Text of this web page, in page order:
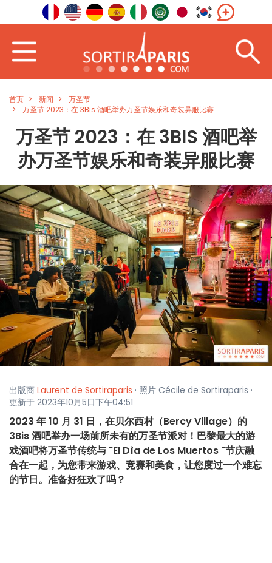
首页 新闻
万圣节
万圣节 2023：在 3Bis 酒吧举办万圣节娱乐和奇装异服比赛
万圣节 2023：在 3BIS 酒吧举
办万圣节娱乐和奇装异服比赛
出版商 Laurent de Sortiraparis · 照片 Cécile de Sortiraparis ·
更新于 2023年10月5日下午04:51
2023 年 10 月 31 日，在贝尔西村（Bercy Village）的
3Bis 酒吧举办一场前所未有的万圣节派对！巴黎最大的游
戏酒吧将万圣节传统与 "El Dìa de Los Muertos "节庆融
合在一起，为您带来游戏、竞赛和美食，让您度过一个难忘
的节日。准备好狂欢了吗？